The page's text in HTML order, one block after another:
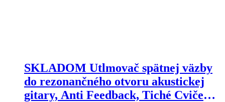
SKLADOM Utlmovač spätnej väzby
do rezonančného otvoru akustickej
gitary, Anti Feedback, Tiché Cvičenie